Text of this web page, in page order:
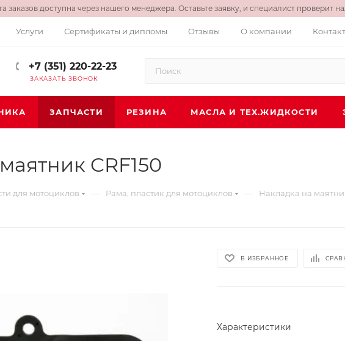
заказов доступна через нашего менеджера. Оставьте заявку, и специалист проверит
Услуги Сертификаты и дипломы Отзывы О компании
+7 (351) 220-22-23
ЗАКАЗАТЬ ЗВОНОК
ЗАПЧАСТИ РЕЗИНА МАСЛА И ТЕХ.ЖИДКОСТИ
CRF150
для мотоциклов — Рама, пластик для мотоциклов — Накладка на
В ИЗБРАННОЕ
Характеристики